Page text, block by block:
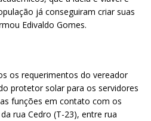
já conseguiram criar suas
Edivaldo Gomes.
os requerimentos do vereador
protetor solar para os servidores
funções em contato com os
rua Cedro (T-23), entre rua